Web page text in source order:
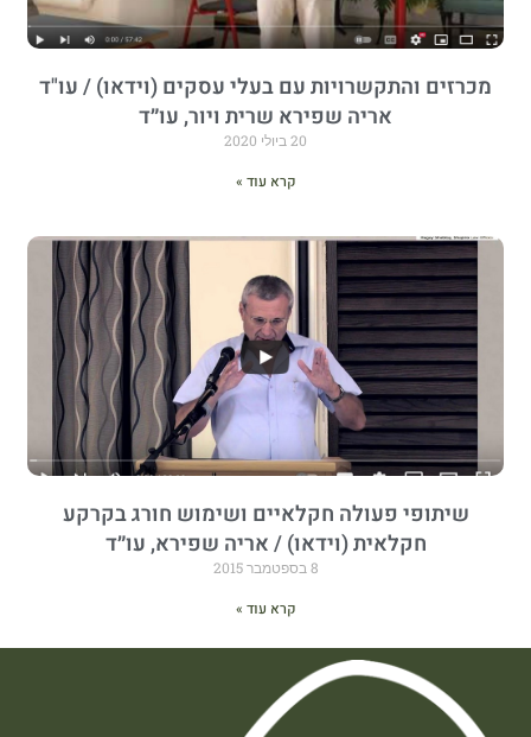
מכרזים והתקשרויות עם בעלי עסקים (וידאו) / עו"ד
אריה שפירא שרית ויור, עו״ד
20 ביולי 2020
קרא עוד »
שיתופי פעולה חקלאיים ושימוש חורג בקרקע
חקלאית (וידאו) / אריה שפירא, עו״ד
8 בספטמבר 2015
קרא עוד »